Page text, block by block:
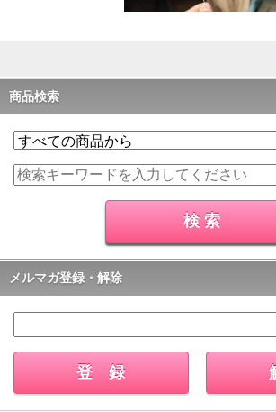
商品検索
メルマガ登録・解除